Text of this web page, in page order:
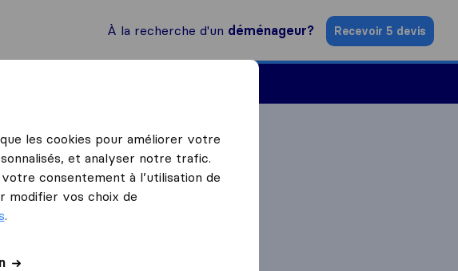
À la recherche d'un déménageur? Recevoir 5 devis
les cookies pour améliorer votre
et analyser notre trafic.
consentement à l’utilisation de
modifier vos choix de
.